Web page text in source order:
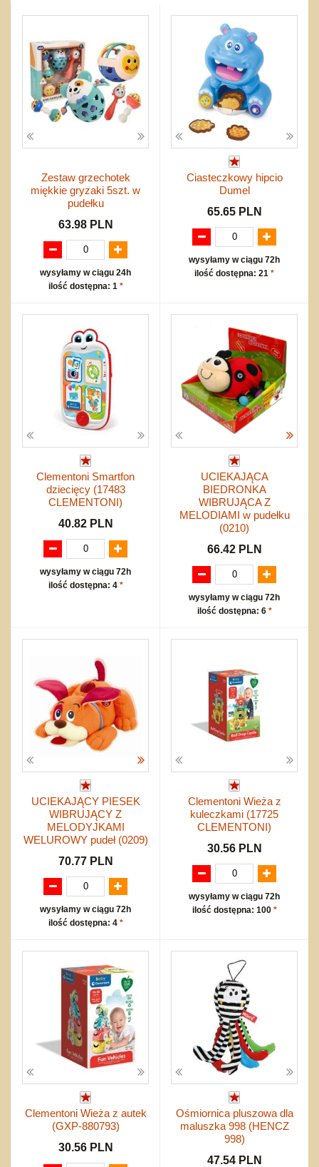
Tablice
Edukacyjne i puzzle
Mebelki
Inne
Piłki
nożne
do siatkówki
do koszykówki
Akcesoria sportowe
ZWIERZĘTA
Nowości
Wyprzedaż
Promocje
Zakupy hurtowe
Koszty przesyłki
Mapa produktów
Zestaw grzechotek
miękkie gryzaki 5szt. w
pudełku
63.98 PLN
wysyłamy w ciągu 24h
ilość dostępna: 1 *
Ciasteczkowy hipcio
Dumel
65.65 PLN
wysyłamy w ciągu 72h
ilość dostępna: 21 *
Clementoni Smartfon
dziecięcy (17483
CLEMENTONI)
40.82 PLN
wysyłamy w ciągu 72h
ilość dostępna: 4 *
UCIEKAJĄCA
BIEDRONKA
WIBRUJĄCA Z
MELODIAMI w pudełku
(0210)
66.42 PLN
wysyłamy w ciągu 72h
ilość dostępna: 6 *
UCIEKAJĄCY PIESEK
WIBRUJĄCY Z
MELODYJKAMI
WELUROWY pudeł (0209)
70.77 PLN
wysyłamy w ciągu 72h
ilość dostępna: 4 *
Clementoni Wieża z
kuleczkami (17725
CLEMENTONI)
30.56 PLN
wysyłamy w ciągu 72h
ilość dostępna: 100 *
Clementoni Wieża z autek
(GXP-880793)
30.56 PLN
Ośmiornica pluszowa dla
maluszka 998 (HENCZ
998)
47.54 PLN